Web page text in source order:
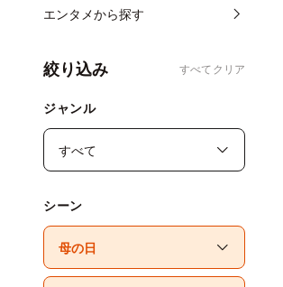
エンタメから探す
絞り込み すべてクリア
ジャンル
シーン